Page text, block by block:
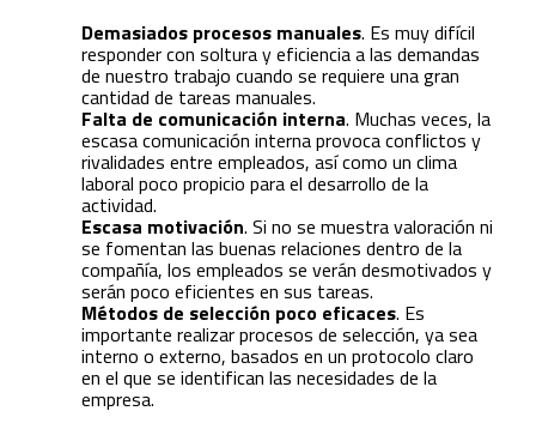
Demasiados procesos manuales. Es muy difícil
responder con soltura y eficiencia a las demandas
de nuestro trabajo cuando se requiere una gran
cantidad de tareas manuales.
Falta de comunicación interna. Muchas veces, la
escasa comunicación interna provoca conflictos y
rivalidades entre empleados, así como un clima
laboral poco propicio para el desarrollo de la
actividad.
Escasa motivación. Si no se muestra valoración ni
se fomentan las buenas relaciones dentro de la
compañía, los empleados se verán desmotivados y
serán poco eficientes en sus tareas.
Métodos de selección poco eficaces. Es
importante realizar procesos de selección, ya sea
interno o externo, basados en un protocolo claro
en el que se identifican las necesidades de la
empresa.